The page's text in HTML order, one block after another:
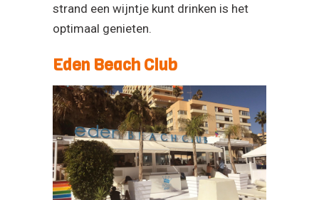
strand een wijntje kunt drinken is het
optimaal genieten.
Eden Beach Club